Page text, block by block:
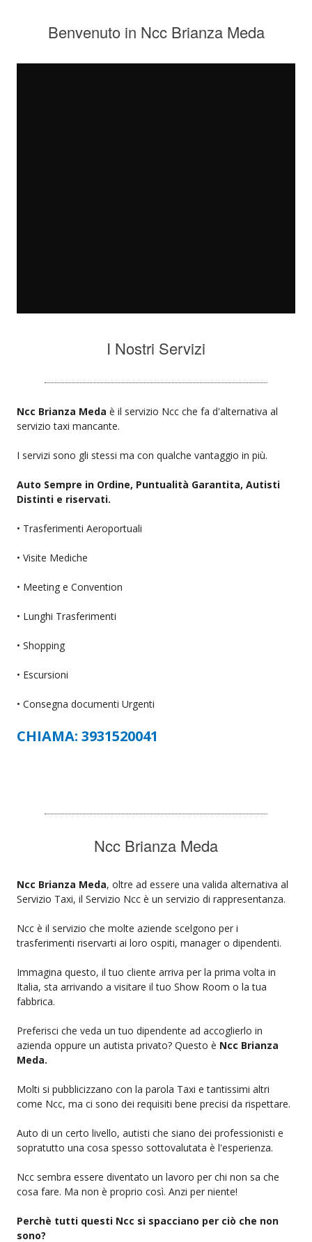
Benvenuto in Ncc Brianza Meda
I Nostri Servizi
Ncc Brianza Meda è il servizio Ncc che fa d'alternativa al
servizio taxi mancante.
I servizi sono gli stessi ma con qualche vantaggio in più.
Auto Sempre in Ordine, Puntualità Garantita, Autisti
Distinti e riservati.
• Trasferimenti Aeroportuali
• Visite Mediche
• Meeting e Convention
• Lunghi Trasferimenti
• Shopping
• Escursioni
• Consegna documenti Urgenti
CHIAMA: 3931520041
Ncc Brianza Meda
Ncc Brianza Meda, oltre ad essere una valida alternativa al
Servizio Taxi, il Servizio Ncc è un servizio di rappresentanza.
Ncc è il servizio che molte aziende scelgono per i
trasferimenti riservarti ai loro ospiti, manager o dipendenti.
Immagina questo, il tuo cliente arriva per la prima volta in
Italia, sta arrivando a visitare il tuo Show Room o la tua
fabbrica.
Preferisci che veda un tuo dipendente ad accoglierlo in
azienda oppure un autista privato? Questo è Ncc Brianza
Meda.
Molti si pubblicizzano con la parola Taxi e tantissimi altri
come Ncc, ma ci sono dei requisiti bene precisi da rispettare.
Auto di un certo livello, autisti che siano dei professionisti e
sopratutto una cosa spesso sottovalutata è l'esperienza.
Ncc sembra essere diventato un lavoro per chi non sa che
cosa fare. Ma non è proprio così. Anzi per niente!
Perchè tutti questi Ncc si spacciano per ciò che non
sono?